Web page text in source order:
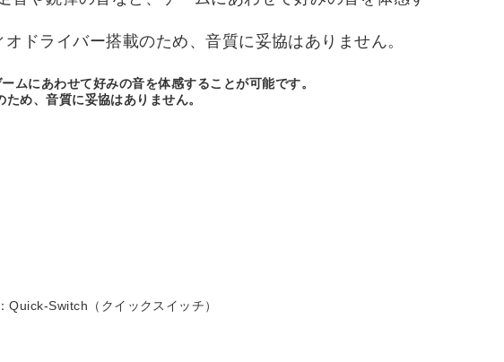
ドライバー搭載のため、音質に妥協はありません。
ムにあわせて好みの音を体感することが可能です。
め、音質に妥協はありません。
Switch（クイックスイッチ）